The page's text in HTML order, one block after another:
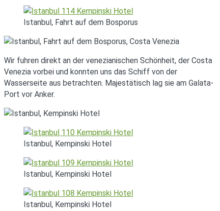
Istanbul, Fahrt auf dem Bosporus
Wir fuhren direkt an der venezianischen Schönheit, der Costa
Venezia vorbei und konnten uns das Schiff von der
Wasserseite aus betrachten. Majestätisch lag sie am Galata-
Port vor Anker.
Istanbul, Kempinski Hotel
Istanbul, Kempinski Hotel
Istanbul, Kempinski Hotel